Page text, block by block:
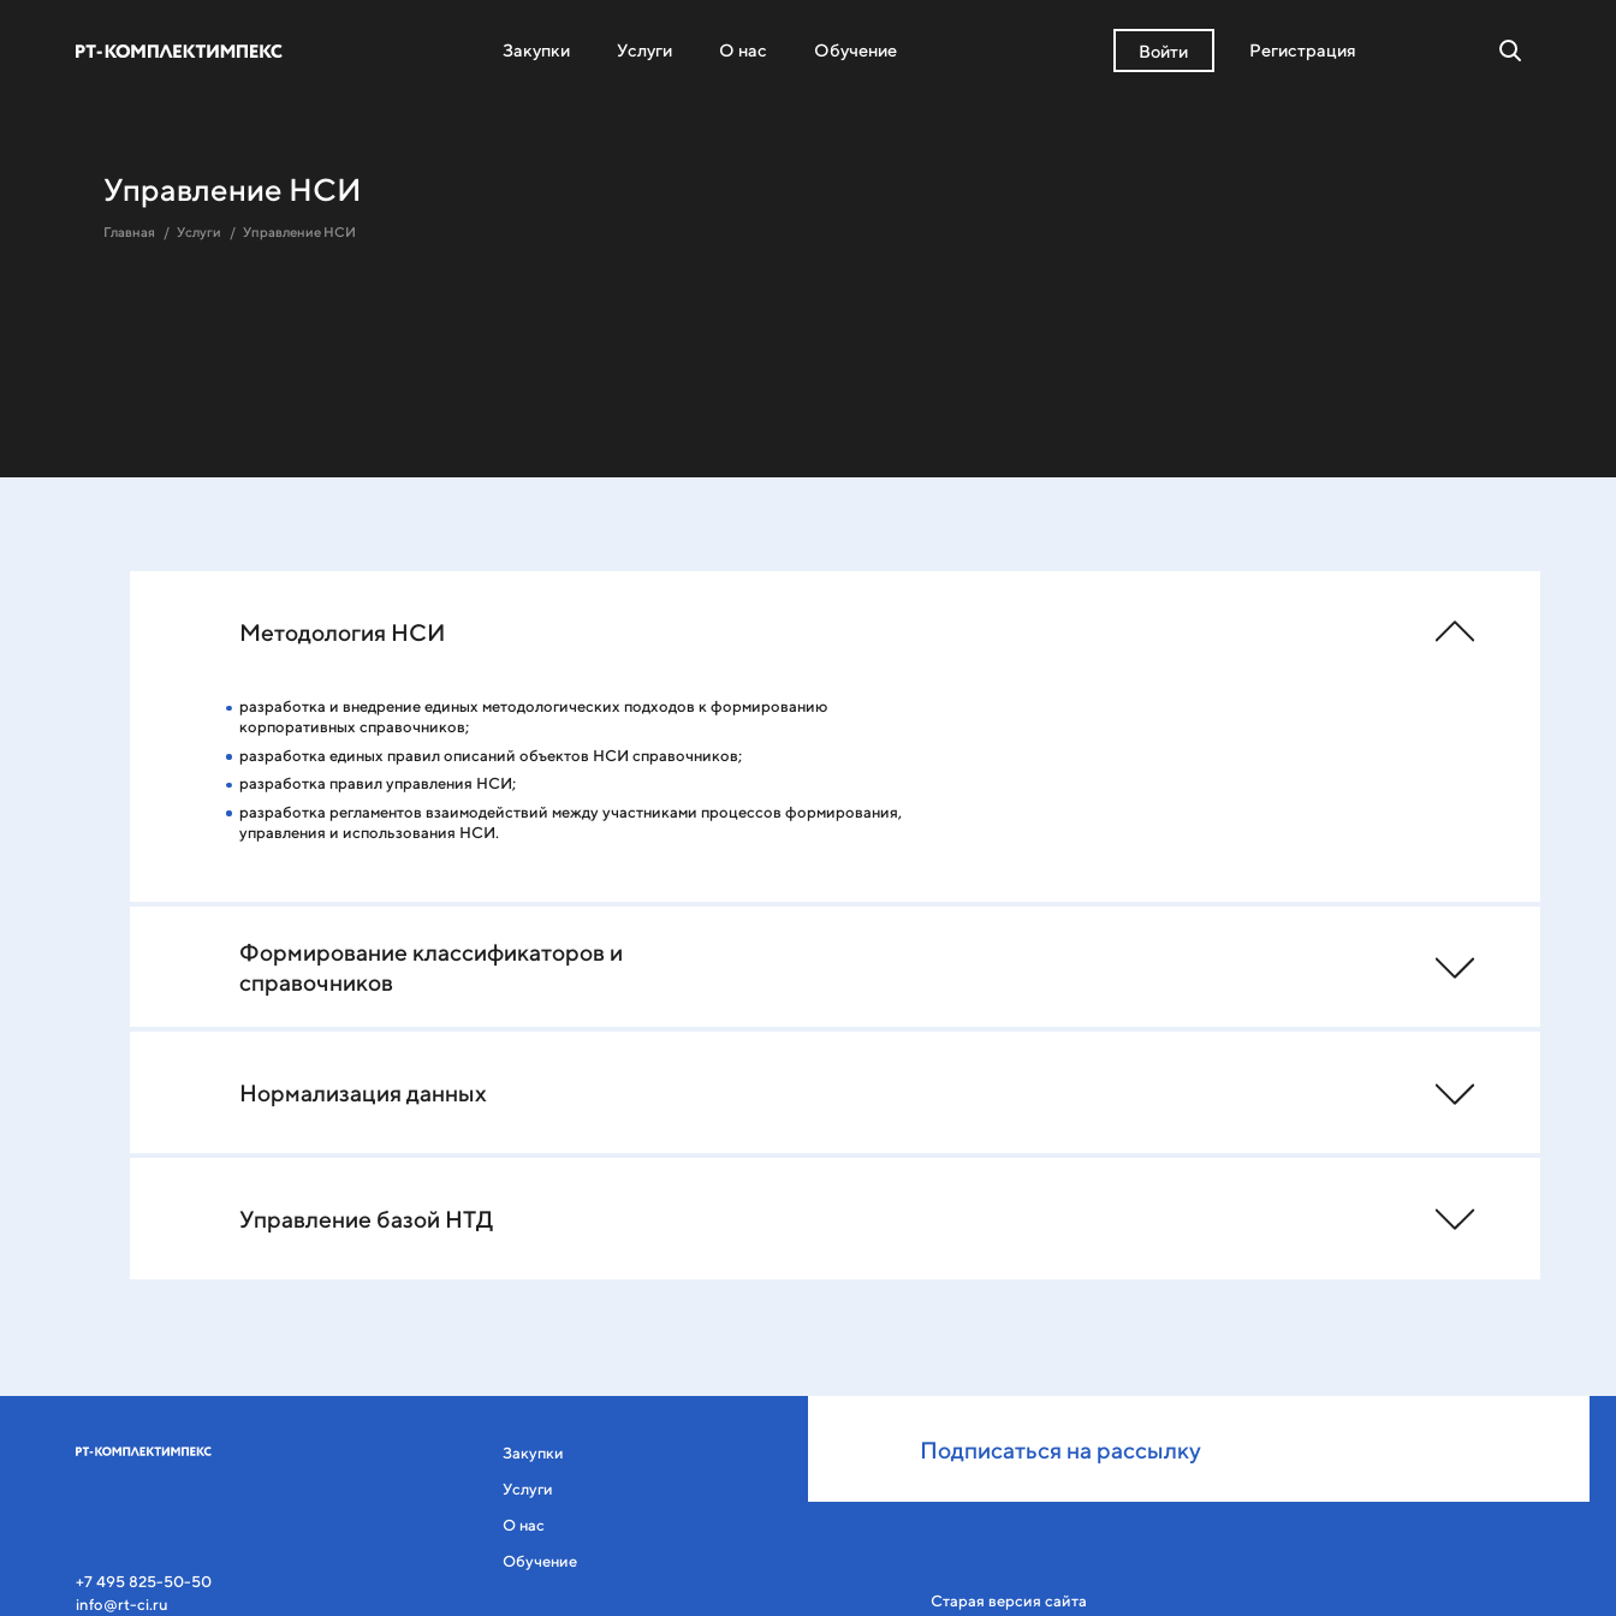
Закупки Услуги О нас Обучение Войти Регистрация
Управление НСИ
Главная Услуги Управление НСИ
Методология НСИ
разработка и внедрение единых методологических подходов к формированию
корпоративных справочников;
разработка единых правил описаний объектов НСИ справочников;
разработка правил управления НСИ;
разработка регламентов взаимодействий между участниками процессов формирования,
управления и использования НСИ.
Формирование классификаторов и
справочников
Нормализация данных
Управление базой НТД
Закупки
Услуги
О нас
Обучение
Подписаться на рассылку
+7 495 825-50-50
info@rt-ci.ru
Старая версия сайта